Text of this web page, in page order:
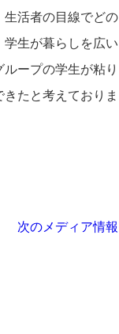
活者の目線でどの
生が暮らしを広い
ープの学生が粘り
たと考えておりま
次のメディア情報